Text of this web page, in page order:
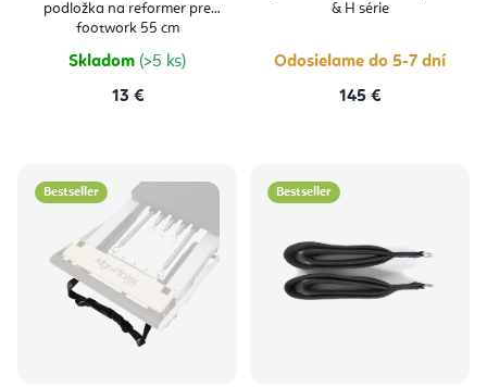
podložka na reformer pre
footwork 55 cm
Skladom (>5 ks)
13 €
& H série
Odosielame do 5-7 dní
145 €
Bestseller Bestseller